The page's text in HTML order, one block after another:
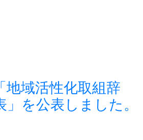
地域活性化取組辞
を公表しました。